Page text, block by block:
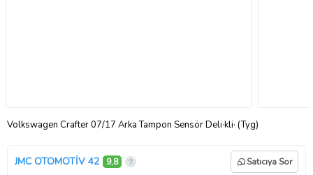
Volkswagen Crafter 07/17 Arka Tampon Sensör Deli·kli· (Tyg)
JMC OTOMOTİV 42 9,8 Satıcıya Sor